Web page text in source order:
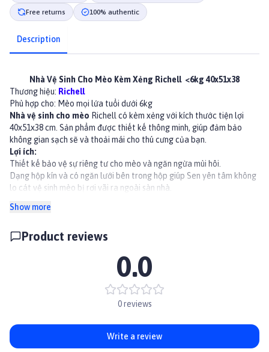
Free returns 100% authentic
Description
Nhà Vệ Sinh Cho Mèo Kèm Xẻng Richell <6kg 40x51x38
Thương hiệu: Richell
Phù hợp cho: Mèo mọi lứa tuổi dưới 6kg
Nhà vệ sinh cho mèo Richell có kèm xẻng với kích thước tiện lợi
40x51x38 cm. Sản phẩm được thiết kế thông minh, giúp đảm bảo
không gian sạch sẽ và thoải mái cho thú cưng của bạn.
Lợi ích:
Thiết kế bảo vệ sự riêng tư cho mèo và ngăn ngừa mùi hôi.
Dạng hộp kín và có ngăn lưới bên trong hộp giúp Sen yên tâm không
lo cát vệ sinh mèo bị rơi vãi ra ngoài sàn nhà.
cửa.
Thành phần
Cho cát vệ sinh vào khay đựng cát.
Đặt khay đựng cát vào trong nhà vệ sinh.
👉Xem thêm các sản phẩm khác tại
Paddy.vn
#chamsocmeo #nhavesinhmeo #catmeo #catvesinhmeo #khaymeo
Show more
Product reviews
0.0
0 reviews
Write a review